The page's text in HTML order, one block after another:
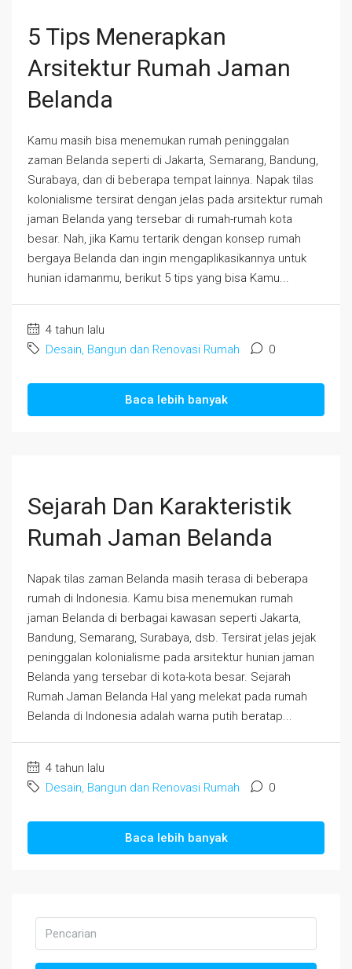
5 Tips Menerapkan
Arsitektur Rumah Jaman
Belanda
Kamu masih bisa menemukan rumah peninggalan
zaman Belanda seperti di Jakarta, Semarang, Bandung,
Surabaya, dan di beberapa tempat lainnya. Napak tilas
kolonialisme tersirat dengan jelas pada arsitektur rumah
jaman Belanda yang tersebar di rumah-rumah kota
besar. Nah, jika Kamu tertarik dengan konsep rumah
bergaya Belanda dan ingin mengaplikasikannya untuk
hunian idamanmu, berikut 5 tips yang bisa Kamu...
4 tahun lalu
Desain, Bangun dan Renovasi Rumah
0
Baca lebih banyak
Sejarah Dan Karakteristik
Rumah Jaman Belanda
Napak tilas zaman Belanda masih terasa di beberapa
rumah di Indonesia. Kamu bisa menemukan rumah
jaman Belanda di berbagai kawasan seperti Jakarta,
Bandung, Semarang, Surabaya, dsb. Tersirat jelas jejak
peninggalan kolonialisme pada arsitektur hunian jaman
Belanda yang tersebar di kota-kota besar. Sejarah
Rumah Jaman Belanda Hal yang melekat pada rumah
Belanda di Indonesia adalah warna putih beratap...
4 tahun lalu
Desain, Bangun dan Renovasi Rumah
0
Baca lebih banyak